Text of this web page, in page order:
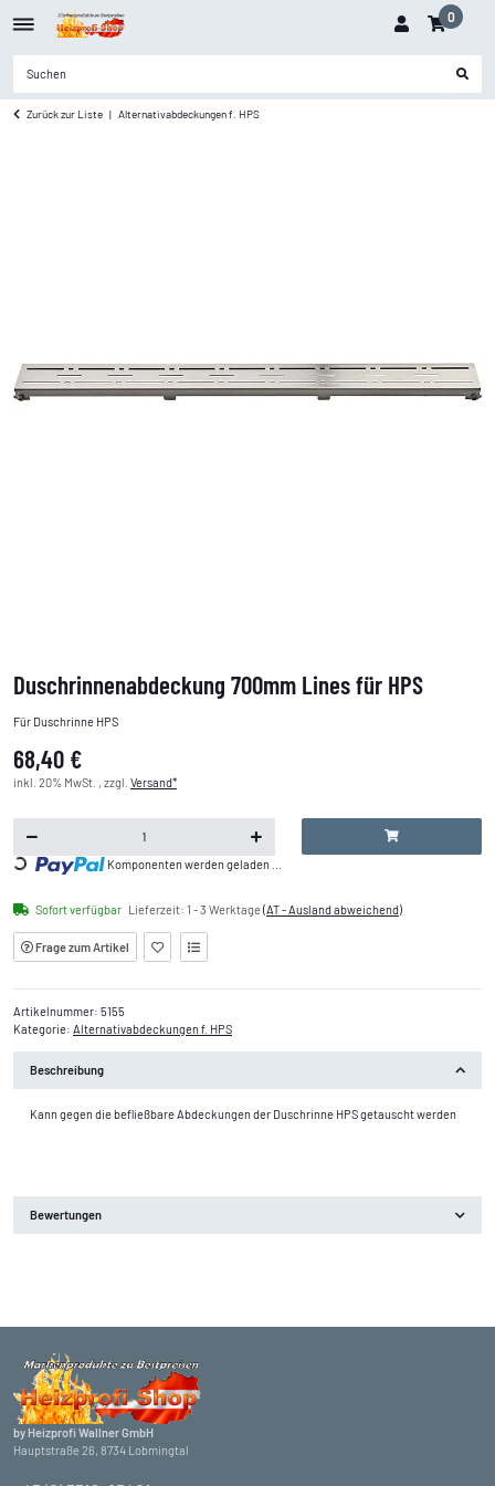
0
Zurück zur Liste Alternativabdeckungen f. HPS
Duschrinnenabdeckung 700mm Lines für HPS
Für Duschrinne HPS
68,40 €
inkl. 20% MwSt. , zzgl. Versand*
Komponenten werden geladen ...
Sofort verfügbar Lieferzeit: 1 - 3 Werktage(AT - Ausland abweichend)
Frage zum Artikel
Artikelnummer: 5155
Kategorie: Alternativabdeckungen f. HPS
Beschreibung
Kann gegen die befließbare Abdeckungen der Duschrinne HPS getauscht werden
Bewertungen
by Heizprofi Wallner GmbH
Hauptstraße 26, 8734 Lobmingtal